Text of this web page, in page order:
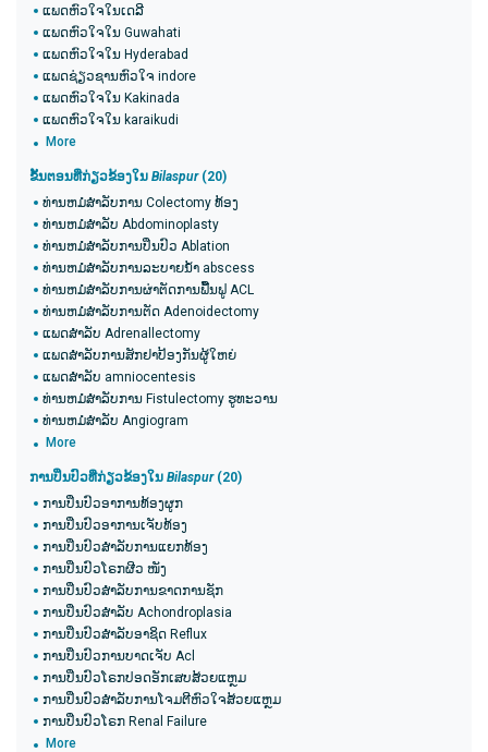
ແພດຫົວໃຈໃນເດລີ
ແພດຫົວໃຈໃນ Guwahati
ແພດຫົວໃຈໃນ Hyderabad
ແພດຊ່ຽວຊານຫົວໃຈ indore
ແພດຫົວໃຈໃນ Kakinada
ແພດຫົວໃຈໃນ karaikudi
More
ຂັ້ນຕອນທີ່ກ່ຽວຂ້ອງໃນ Bilaspur(20​)
ທ່ານຫມໍສໍາລັບການ Colectomy ທ້ອງ
ທ່ານຫມໍສໍາລັບ Abdominoplasty
ທ່ານຫມໍສໍາລັບການປິ່ນປົວ Ablation
ທ່ານຫມໍສໍາລັບການລະບາຍນ້ໍາ abscess
ທ່ານຫມໍສໍາລັບການຜ່າຕັດການຟື້ນຟູ ACL
ທ່ານຫມໍສໍາລັບການຕັດ Adenoidectomy
ແພດສໍາລັບ Adrenallectomy
ແພດສໍາລັບການສັກຢາປ້ອງກັນຜູ້ໃຫຍ່
ແພດສໍາລັບ amniocentesis
ທ່ານຫມໍສໍາລັບການ Fistulectomy ຮູທະວານ
ທ່ານຫມໍສໍາລັບ Angiogram
More
ການປິ່ນປົວທີ່ກ່ຽວຂ້ອງໃນ Bilaspur(20​)
ການປິ່ນປົວອາການທ້ອງຜູກ
ການປິ່ນປົວອາການເຈັບທ້ອງ
ການປິ່ນປົວສໍາລັບການແຍກທ້ອງ
ການປິ່ນປົວໂຣກຜີວ ໜັງ
ການປິ່ນປົວສໍາລັບການຂາດການຊັກ
ການປິ່ນປົວສໍາລັບ Achondroplasia
ການປິ່ນປົວສໍາລັບອາຊິດ Reflux
ການປິ່ນປົວການບາດເຈັບ Acl
ການປິ່ນປົວໂຣກປອດອັກເສບສ້ວຍແຫຼມ
ການປິ່ນປົວສໍາລັບການໂຈມຕີຫົວໃຈສ້ວຍແຫຼມ
ການປິ່ນປົວໂຣກ Renal Failure
More